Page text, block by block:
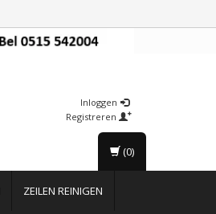
Inloggen
Registreren
ZEILEN REINIGEN
(0)